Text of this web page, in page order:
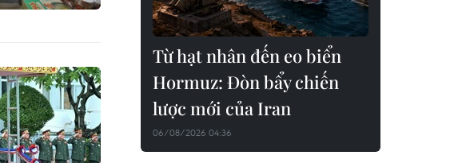
Từ hạt nhân đến eo biển
Hormuz: Đòn bẩy chiến
lược mới của Iran
06/08/2026 04:36